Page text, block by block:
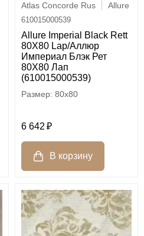
Atlas Concorde Rus Allure
610015000539
Allure Imperial Black Rett
80X80 Lap/Аллюр
Империал Блэк Рет
80X80 Лап
(610015000539)
80x80
6 642